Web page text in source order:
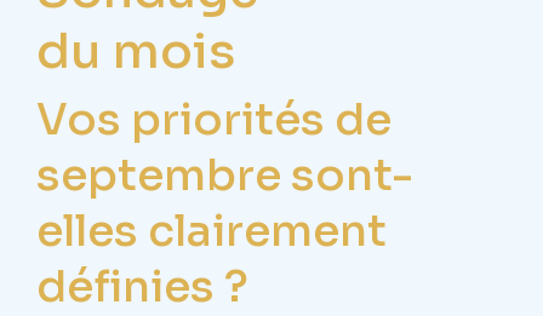
du mois
Vos priorités de
septembre sont-
elles clairement
définies ?